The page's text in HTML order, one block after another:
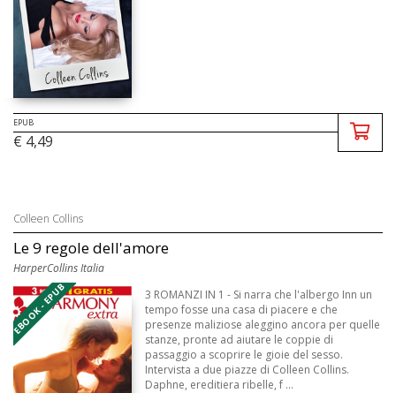
EPUB
€ 4,49
Colleen Collins
Le 9 regole dell'amore
HarperCollins Italia
EBOOK - EPUB
3 ROMANZI IN 1 - Si narra che l'albergo Inn un
tempo fosse una casa di piacere e che
presenze maliziose aleggino ancora per quelle
stanze, pronte ad aiutare le coppie di
passaggio a scoprire le gioie del sesso.
Intervista a due piazze di Colleen Collins.
Daphne, ereditiera ribelle, f ...